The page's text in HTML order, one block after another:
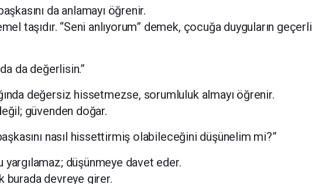
da anlamayı öğrenir.
taşıdır. “Seni anlıyorum” demek, çocuğa duyguların geçerli
da değerlisin.”
değersiz hissetmezse, sorumluluk almayı öğrenir.
güvenden doğar.
başkasını nasıl hissettirmiş olabileceğini düşünelim mi?”
yargılamaz; düşünmeye davet eder.
burada devreye girer.